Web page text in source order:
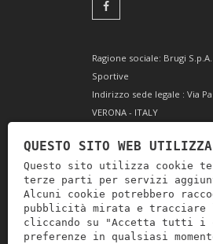
Ragione sociale: Brugi
Sportive
Indirizzo sede legale : Via
VERONA - ITALY
Codice Fiscale e Iscrizione
0051416 024 1
REA 166179 Verona -Cap.
Posiz. meccanogr. VR
QUESTO SITO WEB
Questo sito utilizza cookie
terze parti per servizi
Alcuni cookie potrebbero
pubblicità mirata e
cliccando su "Accetta tutti i
preferenze in qualsiasi